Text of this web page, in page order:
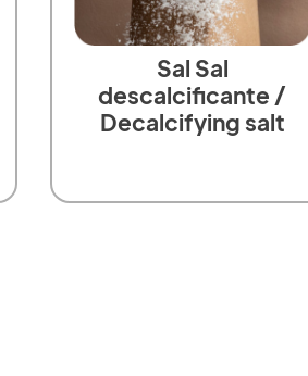
Sal Sal
descalcificante /
Decalcifying salt